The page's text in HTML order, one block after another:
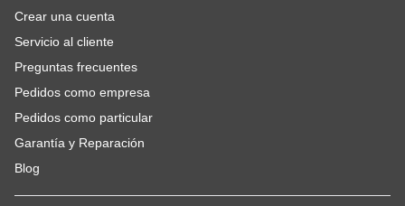
Crear una cuenta
Servicio al cliente
Preguntas frecuentes
Pedidos como empresa
Pedidos como particular
Garantía y Reparación
Blog